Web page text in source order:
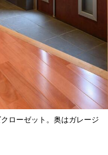
ローゼット。奥はガレージ